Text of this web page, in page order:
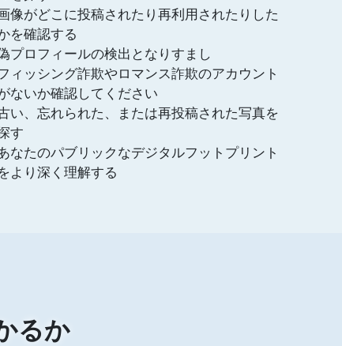
像がどこに投稿されたり再利用されたりした
を確認する
プロフィールの検出となりすまし
ィッシング詐欺やロマンス詐欺のアカウント
ないか確認してください
い、忘れられた、または再投稿された写真を
す
なたのパブリックなデジタルフットプリント
より深く理解する
るか